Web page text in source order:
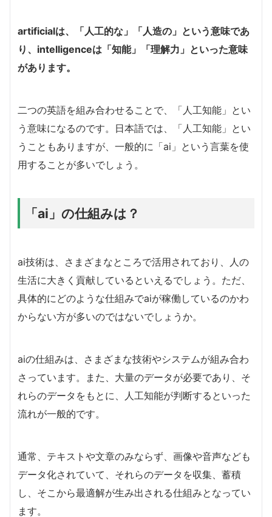
artificialは、「人工的な」「人造の」という意味であ
り、intelligenceは「知能」「理解力」といった意味
があります。
二つの英語を組み合わせることで、「人工知能」とい
う意味になるのです。日本語では、「人工知能」とい
うこともありますが、一般的に「ai」という言葉を使
用することが多いでしょう。
「ai」の仕組みは？
ai技術は、さまざまなところで活用されており、人の
生活に大きく貢献しているといえるでしょう。ただ、
具体的にどのような仕組みでaiが稼働しているのかわ
からない方が多いのではないでしょうか。
aiの仕組みは、さまざまな技術やシステムが組み合わ
さっています。また、大量のデータが必要であり、そ
れらのデータをもとに、人工知能が判断するといった
流れが一般的です。
通常、テキストや文章のみならず、画像や音声なども
データ化されていて、それらのデータを収集、蓄積
し、そこから最適解が生み出される仕組みとなってい
ます。